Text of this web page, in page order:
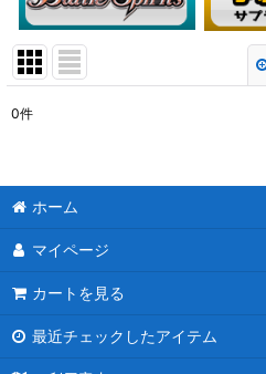
表示数
0件
ホーム
マイページ
カートを見る
最近チェックしたアイテム